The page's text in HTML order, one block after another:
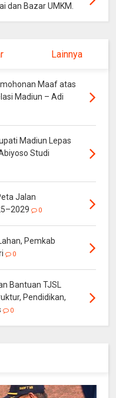
dan Bazar UMKM.
Lainnya
Maaf atas
Madiun – Adi
Madiun Lepas
Studi
Jalan
0
Pemkab
0
Bantuan TJSL
Pendidikan,
0